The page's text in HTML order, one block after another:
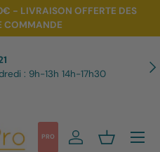
- LIVRAISON OFFERTE DES
COMMANDE
: 9h-13h 14h-17h30
PRO Se connecter
Panier
Menu